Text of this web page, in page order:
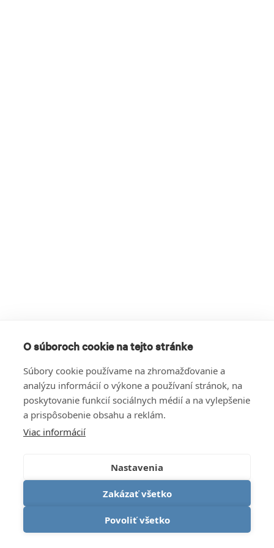
O súboroch cookie na tejto stránke
Súbory cookie používame na zhromažďovanie a
analýzu informácií o výkone a používaní stránok, na
poskytovanie funkcií sociálnych médií a na vylepšenie
a prispôsobenie obsahu a reklám.
Viac informácií
Nastavenia
Zakázať všetko
Povoliť všetko